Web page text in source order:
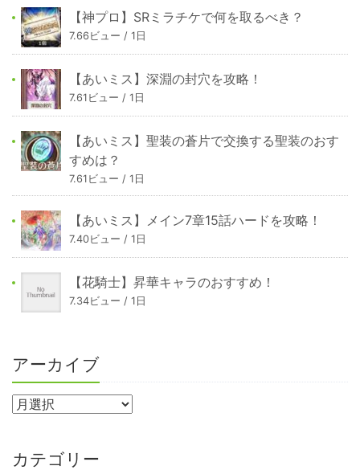
【神プロ】SRミラチケで何を取るべき？
7.66ビュー / 1日
【あいミス】深淵の封穴を攻略！
7.61ビュー / 1日
【あいミス】聖装の蒼片で交換する聖装のおす
すめは？
7.61ビュー / 1日
【あいミス】メイン7章15話ハードを攻略！
7.40ビュー / 1日
【花騎士】昇華キャラのおすすめ！
7.34ビュー / 1日
アーカイブ
カテゴリー